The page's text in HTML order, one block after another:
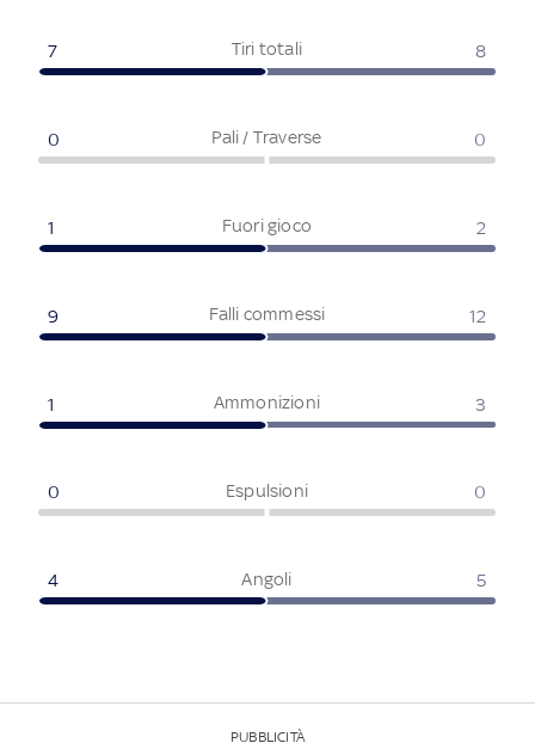
Tiri totali
7 8
Pali / Traverse
0 0
Fuori gioco
1 2
Falli commessi
9 12
Ammonizioni
1 3
Espulsioni
0 0
Angoli
4 5
PUBBLICITÀ